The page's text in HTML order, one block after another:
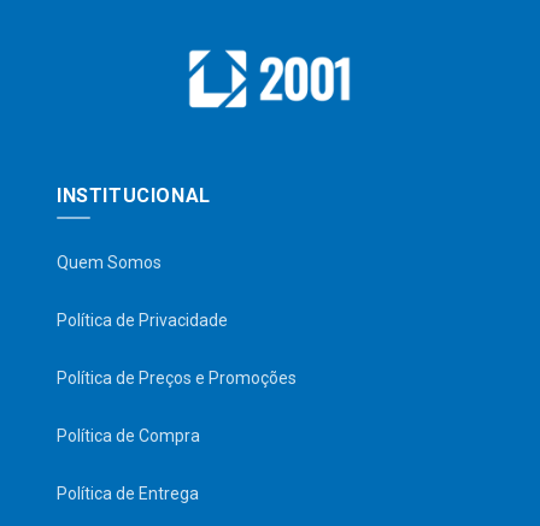
INSTITUCIONAL
Quem Somos
Política de Privacidade
Política de Preços e Promoções
Política de Compra
Política de Entrega